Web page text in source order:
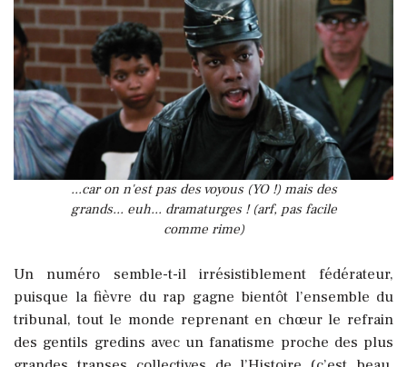
...car on n'est pas des voyous (YO !) mais des
grands... euh... dramaturges ! (arf, pas facile
comme rime)
Un numéro semble-t-il irrésistiblement fédérateur,
puisque la fièvre du rap gagne bientôt l’ensemble du
tribunal, tout le monde reprenant en chœur le refrain
des gentils gredins avec un fanatisme proche des plus